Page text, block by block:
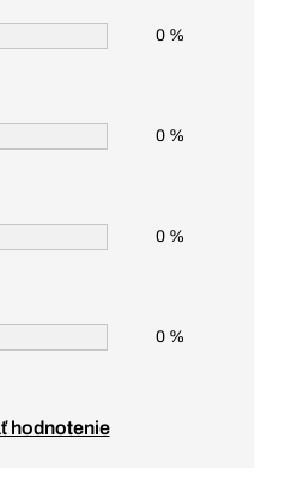
0 %
0 %
0 %
0 %
hodnotenie